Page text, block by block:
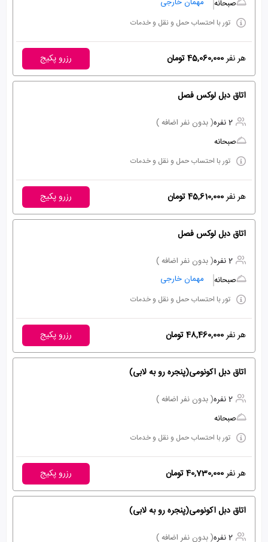
صبحانه
تور با احتساب حمل و نقل و خدمات
هر نفر45,060,000 تومان رزرو پکیج
اتاق دبل لوکس فصل
2 نفره
( بدون نفر اضافه )
صبحانه
تور با احتساب حمل و نقل و خدمات
هر نفر45,610,000 تومان رزرو پکیج
اتاق دبل لوکس فصل
2 نفره
( بدون نفر اضافه )
صبحانه
مهمان خارجی
تور با احتساب حمل و نقل و خدمات
هر نفر48,460,000 تومان رزرو پکیج
اتاق دبل اکونومی(پنجره رو به لابی)
2 نفره
( بدون نفر اضافه )
صبحانه
تور با احتساب حمل و نقل و خدمات
هر نفر40,730,000 تومان رزرو پکیج
اتاق دبل اکونومی(پنجره رو به لابی)
2 نفره ( بدون نفر اضافه )